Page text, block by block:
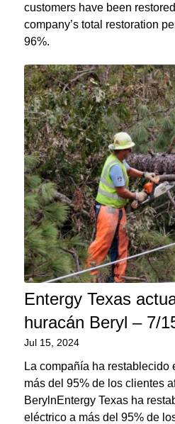
customers have been
company’s total restoration
96%.
Entergy Texas
huracán Beryl – 7/
Jul 15, 2024
La compañía ha restablecido
más del 95% de los clientes
BerylnEntergy Texas ha
eléctrico a más del 95% de